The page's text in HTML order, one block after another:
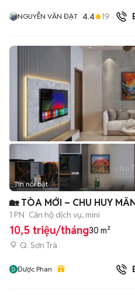
NGUYỄN VĂN ĐẠT 4.4 19 đã
Tin nổi bật
🏡 TÒA MỚI – CHU HUY
1 PN Căn hộ dịch vụ, mini
10,5 triệu/tháng30 m²
Q. Sơn Trà
Được Phan